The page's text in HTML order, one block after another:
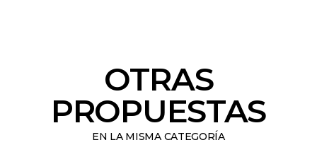
OTRAS
PROPUESTAS
EN LA MISMA CATEGORÍA